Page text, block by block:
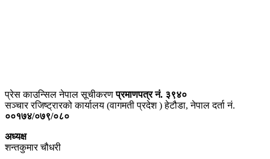
प्रेस काउन्सिल नेपाल सूचीकरणप्रमाणपत्र नं. ३९४०
सञ्चार रजिष्ट्रारको कार्यालय (वागमती प्रदेश ) हेटौडा, नेपाल दर्ता नं.
००१७४/०७९/०८०
अध्यक्ष
शन्तकुमार चौधरी